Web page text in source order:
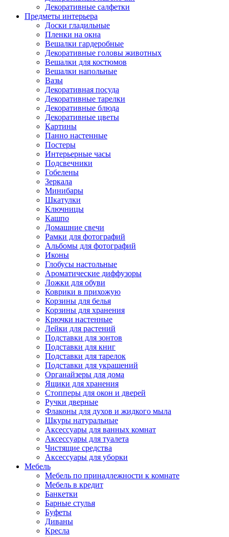
Декоративные салфетки
Предметы интерьера
Доски гладильные
Пленки на окна
Вешалки гардеробные
Декоративные головы животных
Вешалки для костюмов
Вешалки напольные
Вазы
Декоративная посуда
Декоративные тарелки
Декоративные блюда
Декоративные цветы
Картины
Панно настенные
Постеры
Интерьерные часы
Подсвечники
Гобелены
Зеркала
Минибары
Шкатулки
Ключницы
Кашпо
Домашние свечи
Рамки для фотографий
Альбомы для фотографий
Иконы
Глобусы настольные
Ароматические диффузоры
Ложки для обуви
Коврики в прихожую
Корзины для белья
Корзины для хранения
Крючки настенные
Лейки для растений
Подставки для зонтов
Подставки для книг
Подставки для тарелок
Подставки для украшений
Органайзеры для дома
Ящики для хранения
Стопперы для окон и дверей
Ручки дверные
Флаконы для духов и жидкого мыла
Шкуры натуральные
Аксессуары для ванных комнат
Аксессуары для туалета
Чистящие средства
Аксессуары для уборки
Мебель
Мебель по принадлежности к комнате
Мебель в кредит
Банкетки
Барные стулья
Буфеты
Диваны
Кресла